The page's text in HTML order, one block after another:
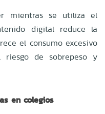
mientras se utiliza el
digital reduce la
el consumo excesivo
riesgo de sobrepeso y
en colegios